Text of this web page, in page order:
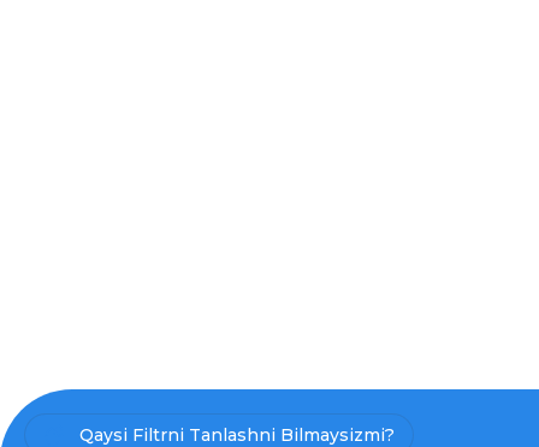
Qaysi Filtrni Tanlashni Bilmaysizmi?